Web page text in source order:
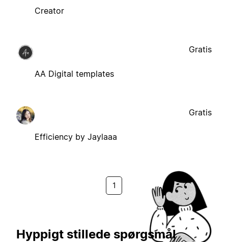
Creator
AA Digital templates
Gratis
Efficiency by Jaylaaa
Gratis
1
Hyppigt stillede spørgsmål